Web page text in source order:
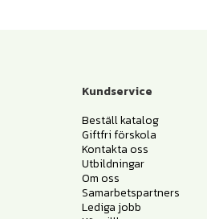
Kundservice
Beställ katalog
Giftfri förskola
Kontakta oss
Utbildningar
Om oss
Samarbetspartners
Lediga jobb